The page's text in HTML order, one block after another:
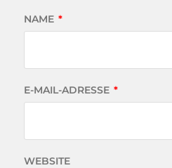
NAME *
E-MAIL-ADRESSE *
WEBSITE